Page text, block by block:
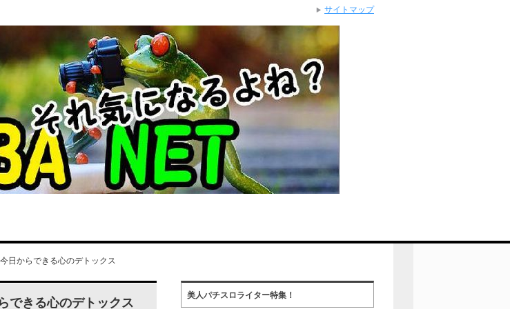
日からできる心のデトックス
できる心のデトックス
美人パチスロライター特集！
サイトマップ